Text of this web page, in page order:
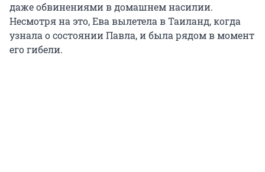
даже обвинениями в домашнем насилии.
Несмотря на это, Ева вылетела в Таиланд, когда
узнала о состоянии Павла, и была рядом в момент
его гибели.